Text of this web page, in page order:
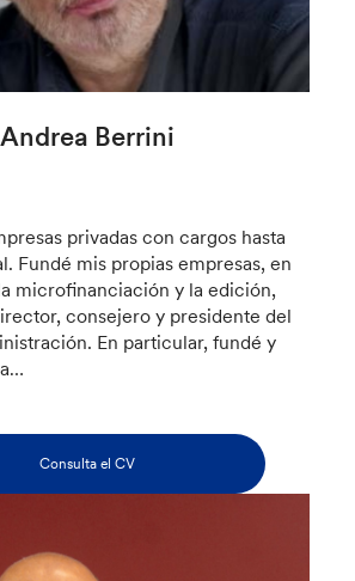
Andrea Berrini
privadas con cargos hasta
Fundé mis propias empresas, en
microfinanciación y la edición,
consejero y presidente del
En particular, fundé y
Consulta el CV